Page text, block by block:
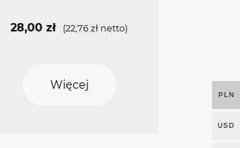
28,00zł (22,76zł netto)
Więcej
PLN
USD